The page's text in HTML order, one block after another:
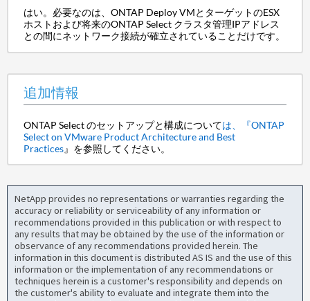
はい。必要なのは、ONTAP Deploy VMとターゲットのESX
ホストおよび将来のONTAP Select クラスタ管理IPアドレス
との間にネットワーク接続が確立されていることだけです。
追加情報
ONTAP Select のセットアップと構成については、『ONTAP
Select on VMware Product Architecture and Best
Practices』を参照してください。
NetApp provides no representations or warranties regarding the
accuracy or reliability or serviceability of any information or
recommendations provided in this publication or with respect to
any results that may be obtained by the use of the information or
observance of any recommendations provided herein. The
information in this document is distributed AS IS and the use of this
information or the implementation of any recommendations or
techniques herein is a customer's responsibility and depends on
the customer's ability to evaluate and integrate them into the